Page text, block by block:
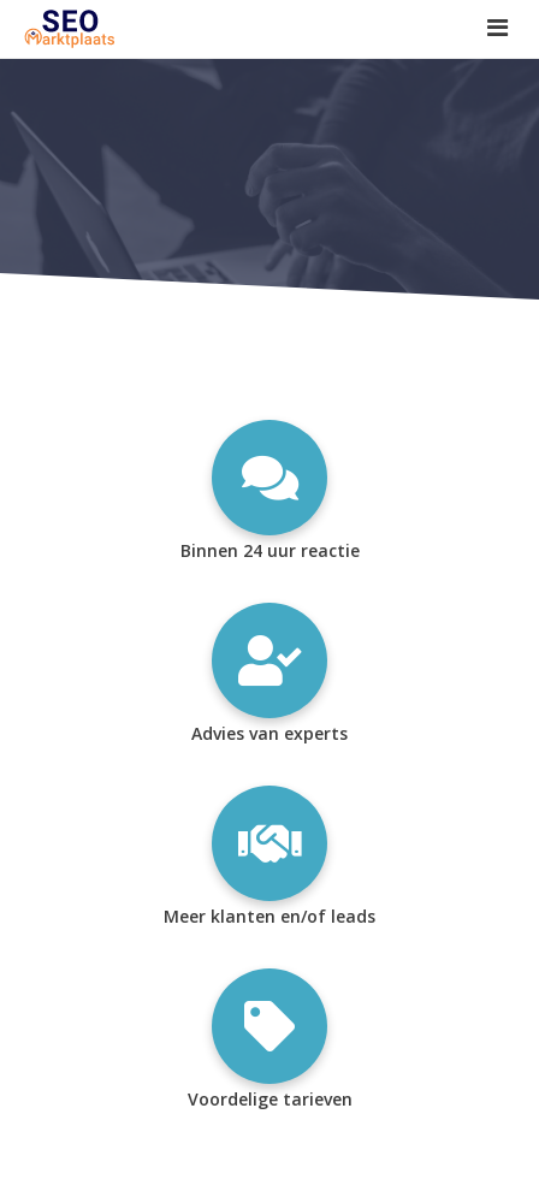
SEO tools reviews
Marketeer bij jou in de buurt?
Offerte
1. Seo voor beginners +
2. Onderzoeken +
Binnen 24 uur reactie
Advies van experts
Meer klanten en/of leads
Voordelige tarieven